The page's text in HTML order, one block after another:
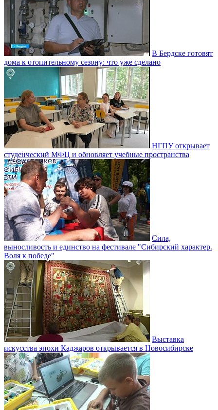
В Бердске готовят
дома к отопительному сезону: что уже сделано
НГПУ открывает
студенческий МФЦ и обновляет учебные пространства
Сила,
выносливость и единство на фестивале "Сибирский характер.
Воля к победе"
Выставка
искусства эпохи Каджаров открывается в Новосибирске